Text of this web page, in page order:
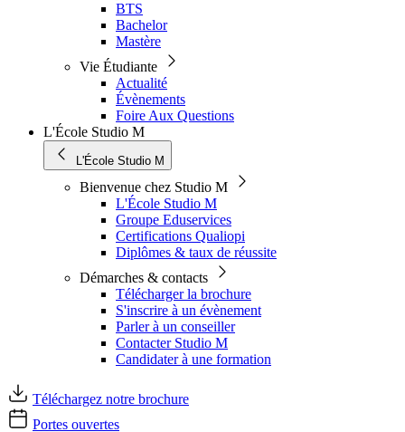
BTS
Bachelor
Mastère
Vie Étudiante
Actualité
Évènements
Foire Aux Questions
L'École Studio M
L'École Studio M
Bienvenue chez Studio M
L'École Studio M
Groupe Eduservices
Certifications Qualiopi
Diplômes & taux de réussite
Démarches & contacts
Télécharger la brochure
S'inscrire à un évènement
Parler à un conseiller
Contacter Studio M
Candidater à une formation
Téléchargez notre brochure
Portes ouvertes